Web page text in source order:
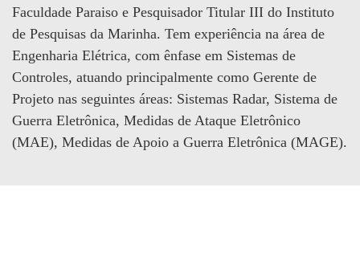
Faculdade Paraiso e Pesquisador Titular III do Instituto
de Pesquisas da Marinha. Tem experiência na área de
Engenharia Elétrica, com ênfase em Sistemas de
Controles, atuando principalmente como Gerente de
Projeto nas seguintes áreas: Sistemas Radar, Sistema de
Guerra Eletrônica, Medidas de Ataque Eletrônico
(MAE), Medidas de Apoio a Guerra Eletrônica (MAGE).